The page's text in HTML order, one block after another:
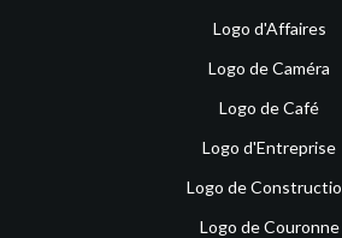
Logo d'Affaires
Logo de Caméra
Logo de Café
Logo d'Entreprise
Logo de
Logo de Couronne